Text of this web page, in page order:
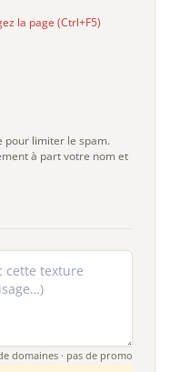
la page (Ctrl+F5)
pour limiter le spam.
à part votre nom et
domaines · pas de promo